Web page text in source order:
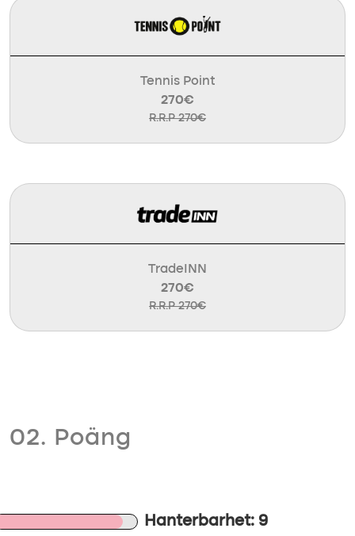
Tennis Point
270€
R.R.P 270€
TradeINN
270€
R.R.P 270€
02. Poäng
Hanterbarhet: 9